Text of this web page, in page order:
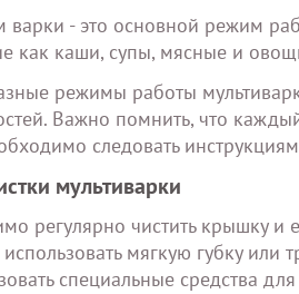
- это основной режим
как каши, супы, мясные и
режимы работы
Важно помнить, что
следовать
мультиварки
регулярно чистить крышку и
использовать мягкую губку
специальные средства